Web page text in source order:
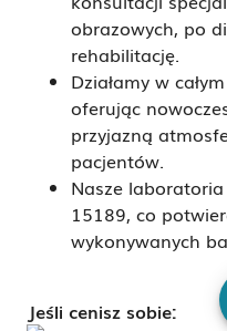
obrazowych, po
rehabilitację.
Działamy w
oferując
przyjazną
pacjentów.
Nasze
15189, co
wykonywanych
Jeśli cenisz sobie: